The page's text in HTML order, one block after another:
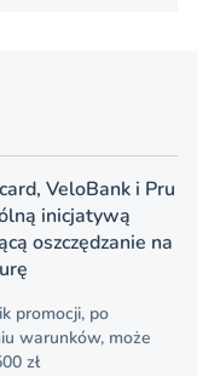
VeloBank i Pru
inicjatywą
oszczędzanie na
promocji, po
warunków, może
zł